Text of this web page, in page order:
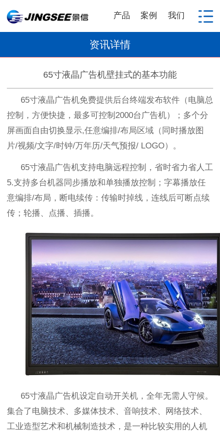
产品 案例 我们
资讯详情
65寸液晶广告机壁挂式的基本功能
65寸液晶广告机免费提供后台终端发布软件（电脑总
控制，方便快捷，最多可控制 2000台广告机）；多个分
屏画面自由切换显示,任意编排/布局区域（同时播放图
片/视频/文字/时钟/万年历/天气预报/ LOGO）。
65寸液晶广告机支持电脑远程控制，省时省力省人工
5.支持多台机器同步播放和单独播放控制；字幕播放任
意编排/布局，断电续传：传输时掉线，连线后可断点续
传；轮播、点播、插播。
65寸液晶广告机设定自动开关机，全年无需人守候。
集合了电脑技术、多媒体技术、音响技术、网络技术、
工业造型艺术和机械制造技术，是一种比较实用的人机